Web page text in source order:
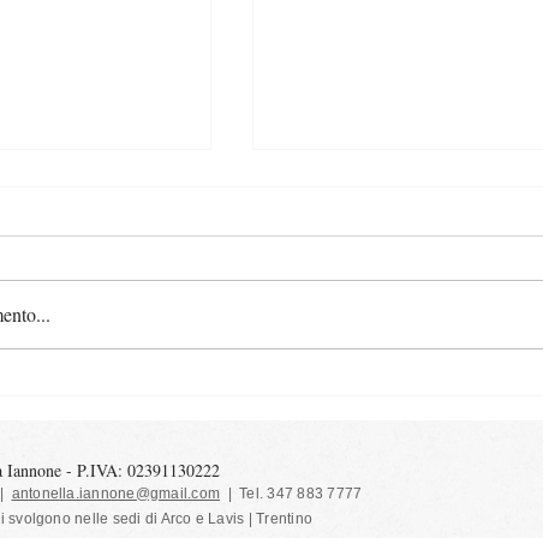
con albumi
L'ennesima torta di mele
- P.IVA: 02391130222
antonella.iannone@gmail.com | Tel. 347 883 7777
svolgono nelle sedi di Arco e Lavis | Trentino